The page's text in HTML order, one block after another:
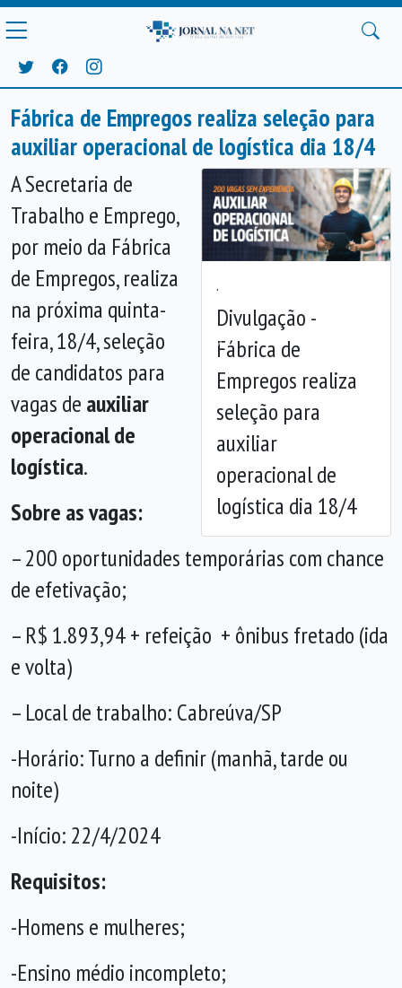
Fábrica de Empregos realiza seleção para
auxiliar operacional de logística dia 18/4
.
Divulgação -
Fábrica de
Empregos realiza
seleção para
auxiliar
operacional de
logística dia 18/4
Anterior
A Secretaria de
Trabalho e Emprego,
por meio da Fábrica
de Empregos, realiza
na próxima quinta-
feira, 18/4, seleção
de candidatos para
vagas de auxiliar
operacional de
logística.
Sobre as vagas:
– 200 oportunidades temporárias com chance
de efetivação;
– R$ 1.893,94 + refeição + ônibus fretado (ida
e volta)
– Local de trabalho: Cabreúva/SP
-Horário: Turno a definir (manhã, tarde ou
noite)
-Início: 22/4/2024
Requisitos:
-Homens e mulheres;
-Ensino médio incompleto;